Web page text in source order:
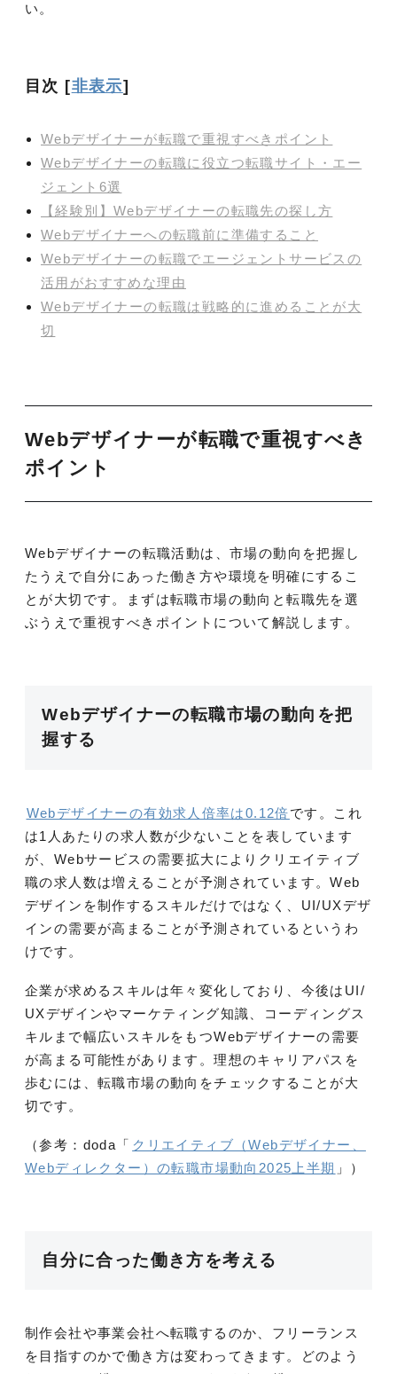
い。
目次 [非表示]
Webデザイナーが転職で重視すべきポイント
Webデザイナーの転職に役立つ転職サイト・エー
ジェント6選
【経験別】Webデザイナーの転職先の探し方
Webデザイナーへの転職前に準備すること
Webデザイナーの転職でエージェントサービスの
活用がおすすめな理由
Webデザイナーの転職は戦略的に進めることが大
切
Webデザイナーが転職で重視すべき
ポイント
Webデザイナーの転職活動は、市場の動向を把握し
たうえで自分にあった働き方や環境を明確にするこ
とが大切です。まずは転職市場の動向と転職先を選
ぶうえで重視すべきポイントについて解説します。
Webデザイナーの転職市場の動向を把
握する
Webデザイナーの有効求人倍率は0.12倍です。これ
は1人あたりの求人数が少ないことを表しています
が、Webサービスの需要拡大によりクリエイティブ
職の求人数は増えることが予測されています。Web
デザインを制作するスキルだけではなく、UI/UXデザ
インの需要が高まることが予測されているというわ
けです。
企業が求めるスキルは年々変化しており、今後はUI/
UXデザインやマーケティング知識、コーディングス
キルまで幅広いスキルをもつWebデザイナーの需要
が高まる可能性があります。理想のキャリアパスを
歩むには、転職市場の動向をチェックすることが大
切です。
（参考：doda「 クリエイティブ（Webデザイナー、
Webディレクター）の転職市場動向2025上半期 」）
自分に合った働き方を考える
制作会社や事業会社へ転職するのか、フリーランス
を目指すのかで働き方は変わってきます。どのよう